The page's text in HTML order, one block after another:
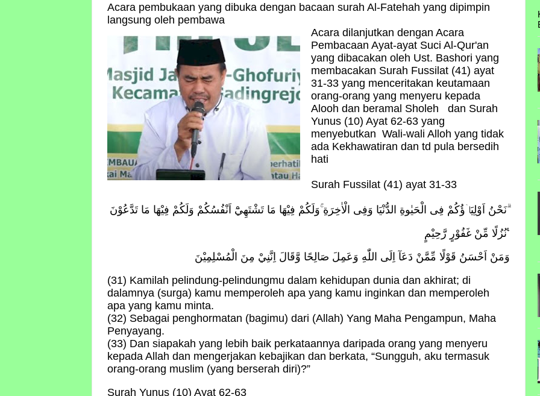
Acara pembukaan yang dibuka dengan bacaan surah Al-Fatehah yang dipimpin
langsung oleh pembawa
Acara dilanjutkan dengan Acara
Pembacaan Ayat-ayat Suci Al-Qur'an
yang dibacakan oleh Ust. Bashori yang
membacakan Surah Fussilat (41) ayat
31-33 yang menceritakan keutamaan
orang-orang yang menyeru kepada
Alooh dan beramal Sholeh dan Surah
Yunus (10) Ayat 62-63 yang
menyebutkan Wali-wali Alloh yang tidak
ada Kekhawatiran dan td pula bersedih
hati
Surah Fussilat (41) ayat 31-33
نَحْنُ اَوْلِيَاۤؤُكُمْ فِى الْحَيٰوةِ الدُّنْيَا وَفِى الْاٰخِرَةِ ۚوَلَكُمْ فِيْهَا مَا تَشْتَهِيْٓ اَنْفُسُكُمْ وَلَكُمْ فِيْهَا مَا تَدَّعُوْنَ ۗ
نُزُلًا مِّنْ غَفُوْرٍ رَّحِيْمٍ ࣖ
وَمَنْ اَحْسَنُ قَوْلًا مِّمَّنْ دَعَآ اِلَى اللّٰهِ وَعَمِلَ صَالِحًا وَّقَالَ اِنَّنِيْ مِنَ الْمُسْلِمِيْنَ
(31) Kamilah pelindung-pelindungmu dalam kehidupan dunia dan akhirat; di
dalamnya (surga) kamu memperoleh apa yang kamu inginkan dan memperoleh
apa yang kamu minta.
(32) Sebagai penghormatan (bagimu) dari (Allah) Yang Maha Pengampun, Maha
Penyayang.
(33) Dan siapakah yang lebih baik perkataannya daripada orang yang menyeru
kepada Allah dan mengerjakan kebajikan dan berkata, “Sungguh, aku termasuk
orang-orang muslim (yang berserah diri)?”
Surah Yunus (10) Ayat 62-63